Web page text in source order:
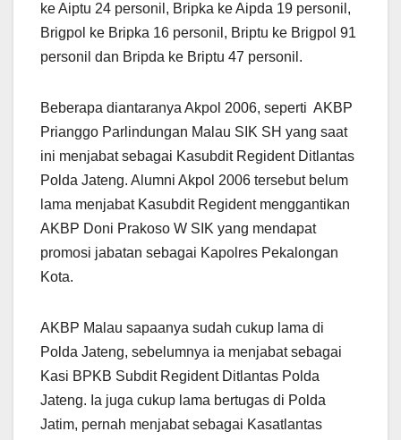
ke Aiptu 24 personil, Bripka ke Aipda 19 personil,
Brigpol ke Bripka 16 personil, Briptu ke Brigpol 91
personil dan Bripda ke Briptu 47 personil.
Beberapa diantaranya Akpol 2006, seperti AKBP
Prianggo Parlindungan Malau SIK SH yang saat
ini menjabat sebagai Kasubdit Regident Ditlantas
Polda Jateng. Alumni Akpol 2006 tersebut belum
lama menjabat Kasubdit Regident menggantikan
AKBP Doni Prakoso W SIK yang mendapat
promosi jabatan sebagai Kapolres Pekalongan
Kota.
AKBP Malau sapaanya sudah cukup lama di
Polda Jateng, sebelumnya ia menjabat sebagai
Kasi BPKB Subdit Regident Ditlantas Polda
Jateng. Ia juga cukup lama bertugas di Polda
Jatim, pernah menjabat sebagai Kasatlantas